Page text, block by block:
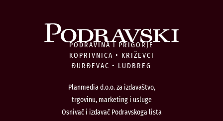
PODRAVINA I PRIGORJE
KOPRIVNICA • KRIŽEVCI
ĐURĐEVAC • LUDBREG
Planmedia d.o.o. za izdavaštvo,
trgovinu, marketing i usluge
Osnivač i izdavač Podravskoga lista